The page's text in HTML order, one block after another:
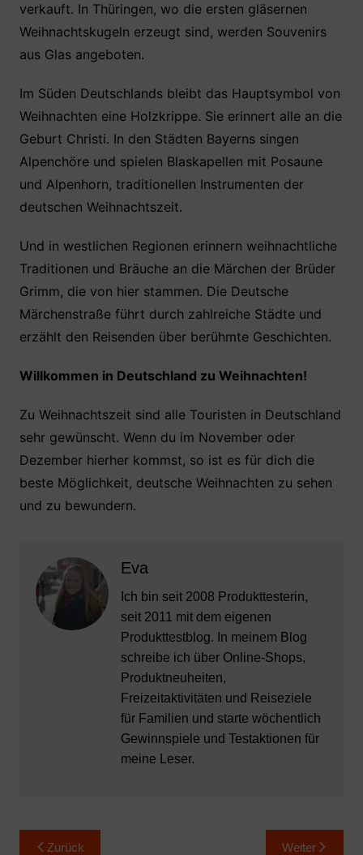
verkauft. In Thüringen, wo die ersten gläsernen
Weihnachtskugeln erzeugt sind, werden Souvenirs
aus Glas angeboten.
Im Süden Deutschlands bleibt das Hauptsymbol von
Weihnachten eine Holzkrippe. Sie erinnert alle an die
Geburt Christi. In den Städten Bayerns singen
Alpenchöre und spielen Blaskapellen mit Posaune
und Alpenhorn, traditionellen Instrumenten der
deutschen Weihnachtszeit.
Und in westlichen Regionen erinnern weihnachtliche
Traditionen und Bräuche an die Märchen der Brüder
Grimm, die von hier stammen. Die Deutsche
Märchenstraße führt durch zahlreiche Städte und
erzählt den Reisenden über berühmte Geschichten.
Willkommen in Deutschland zu Weihnachten!
Zu Weihnachtszeit sind alle Touristen in Deutschland
sehr gewünscht. Wenn du im November oder
Dezember hierher kommst, so ist es für dich die
beste Möglichkeit, deutsche Weihnachten zu sehen
und zu bewundern.
Eva
Ich bin seit 2008 Produkttesterin,
seit 2011 mit dem eigenen
Produkttestblog. In meinem Blog
schreibe ich über Online-Shops,
Produktneuheiten,
Freizeitaktivitäten und Reiseziele
für Familien und starte wöchentlich
Gewinnspiele und Testaktionen für
meine Leser.
Beitragsnavigation
Zurück Weiter